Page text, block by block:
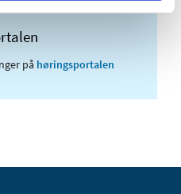
på høringsportalen